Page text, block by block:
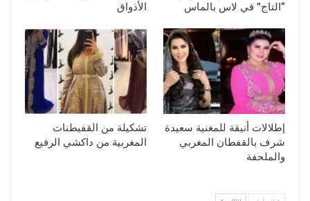
“التاج” في لاس بالماس
الأذواق
إطلالات أنيقة للمغنية سعيدة
شرف بالقفطان المغربي
والملحفة
تشكيلة من القفيطنات
المغربية من داكشي الرفيع